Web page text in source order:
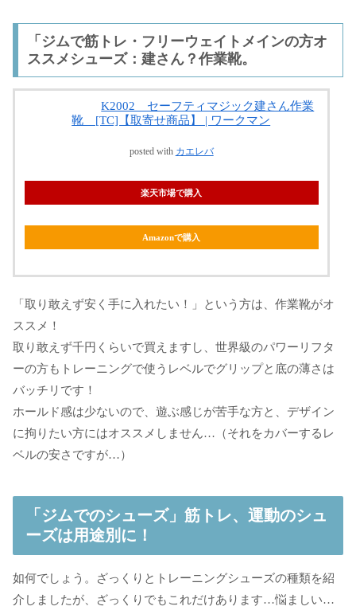
「ジムで筋トレ・フリーウェイトメインの方オ
ススメシューズ：建さん？作業靴。
K2002 セーフティマジック建さん作業
靴 [TC]【取寄せ商品】 | ワークマン
posted with カエレバ
楽天市場で購入
Amazonで購入
「取り敢えず安く手に入れたい！」という方は、作業靴がオ
ススメ！
取り敢えず千円くらいで買えますし、世界級のパワーリフタ
ーの方もトレーニングで使うレベルでグリップと底の薄さは
バッチリです！
ホールド感は少ないので、遊ぶ感じが苦手な方と、デザイン
に拘りたい方にはオススメしません…（それをカバーするレ
ベルの安さですが…）
「ジムでのシューズ」筋トレ、運動のシュ
ーズは用途別に！
如何でしょう。ざっくりとトレーニングシューズの種類を紹
介しましたが、ざっくりでもこれだけあります…悩ましい…